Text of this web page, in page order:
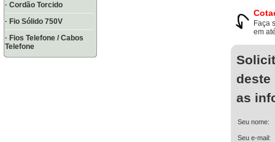
· Cordão Torcido
· Fio Sólido 750V
· Fios Telefone / Cabos
Telefone
Faça
em
deste
as
Seu nome:
Seu e-mail: